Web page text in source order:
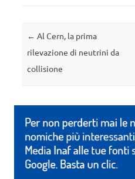
Navigazione articolo
← Al Cern, la prima
rilevazione di neutrini da
collisione